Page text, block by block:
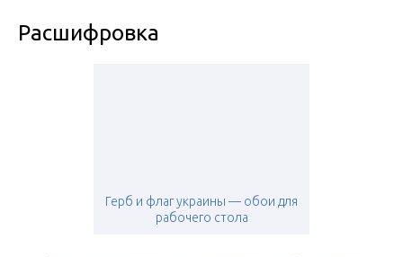
Расшифровка
Герб и флаг украины — обои для
рабочего стола